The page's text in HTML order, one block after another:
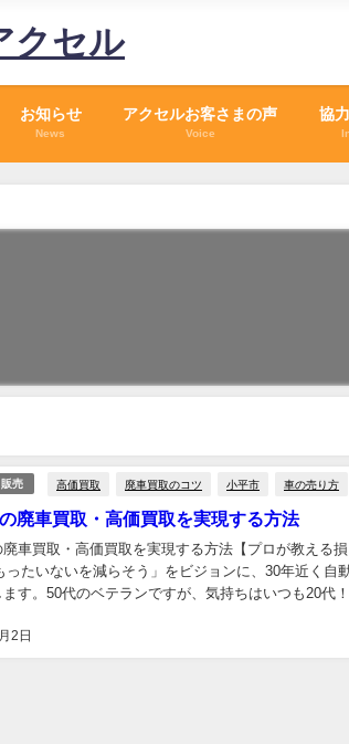
クセル
お知らせ
News
アクセルお客さまの声
Voice
協
売 高価買取 廃車買取のコツ 小平市 車の売り方
廃車買取・高価買取を実現する方法
2日
車買取・高価買取を実現する方法【プロが教える
ったいないを減らそう」をビジョンに、30年近く自
ます。50代のベテランですが、気持ちはいつも20代